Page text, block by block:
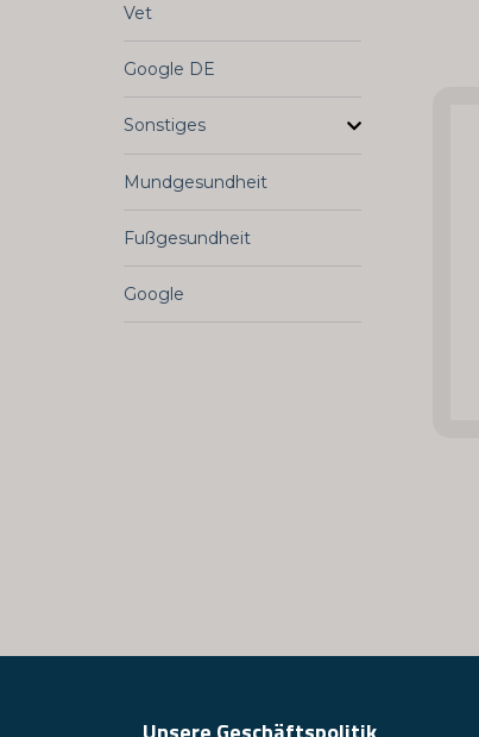
Vet
Google DE
Sonstiges
Mundgesundheit
Fußgesundheit
Google